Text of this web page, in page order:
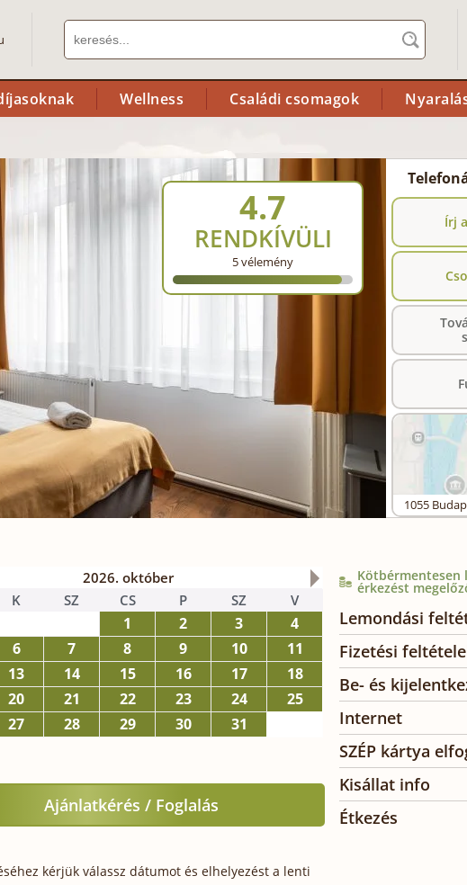
Wellness Családi csomagok
4.7
RENDKÍVÜLI
5vélemény
Írj
1055
2026. október
K SZ CS P SZ V
1 2 3
4
6 7 8 9 10
11
13 14 15 16 17
18
20 21 22 23 24
25
27 28 29 30 31
2
3
9
10
16
17
23
24
30
Ajánlatkérés / Foglalás
kérjük válassz dátumot és elhelyezést a lenti
Kötbérmentesen
érkezést
Lemondási
Fizetési
Be- és
Internet
SZÉP kártya
Kisállat info
Étkezés